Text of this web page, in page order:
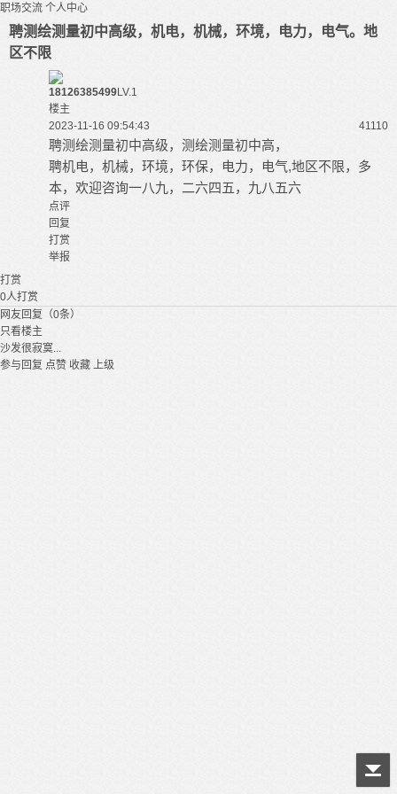
职场交流 个人中心
聘测绘测量初中高级，机电，机械，环境，电力，电气。地
区不限
18126385499LV.1
楼主
2023-11-16 09:54:43
41110
聘测绘测量初中高级，测绘测量初中高，
聘机电，机械，环境，环保，电力，电气,地区不限，多
本，欢迎咨询一八九，二六四五，九八五六
点评
回复
打赏
举报
打赏
0人打赏
网友回复（0条）
只看楼主
沙发很寂寞...
参与回复 点赞 收藏 上级